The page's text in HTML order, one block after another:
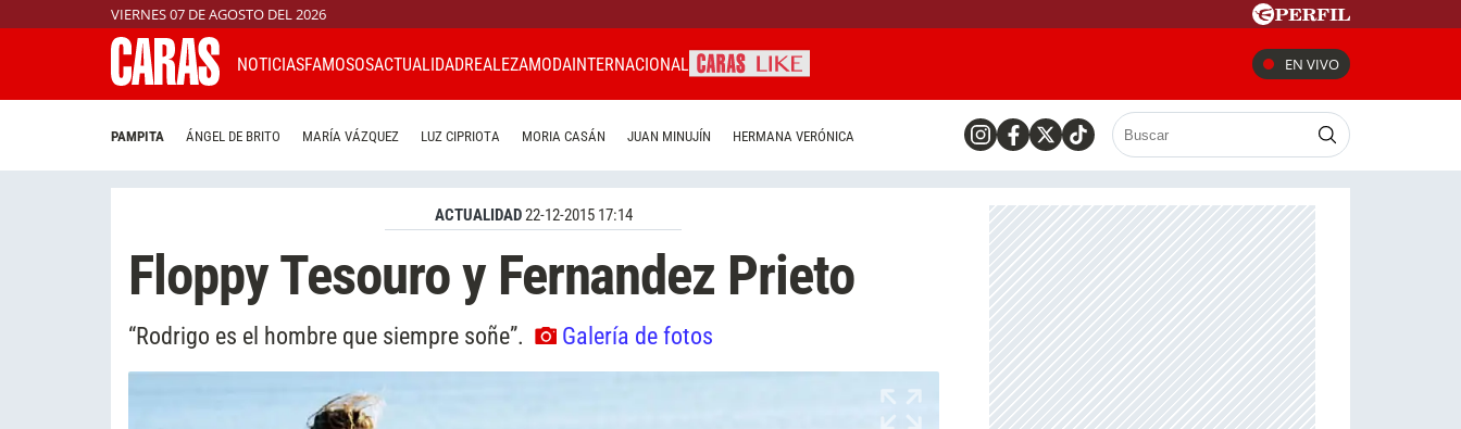
VIERNES 07 DE AGOSTO DEL 2026
NOTICIASFAMOSOSACTUALIDADREALEZAMODAINTERNACIONAL EN VIVO
PAMPITA ÁNGEL DE BRITO MARÍA VÁZQUEZ LUZ CIPRIOTA MORIA CASÁN JUAN MINUJÍN HERMANA VERÓNICA
ACTUALIDAD22-12-2015 17:14
Floppy Tesouro y Fernandez Prieto
“Rodrigo es el hombre que siempre soñe”. Galería de fotos